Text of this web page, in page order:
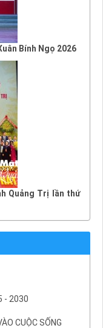
Bính Ngọ 2026
Quảng Trị lần thứ
- 2030
CUỘC SỐNG